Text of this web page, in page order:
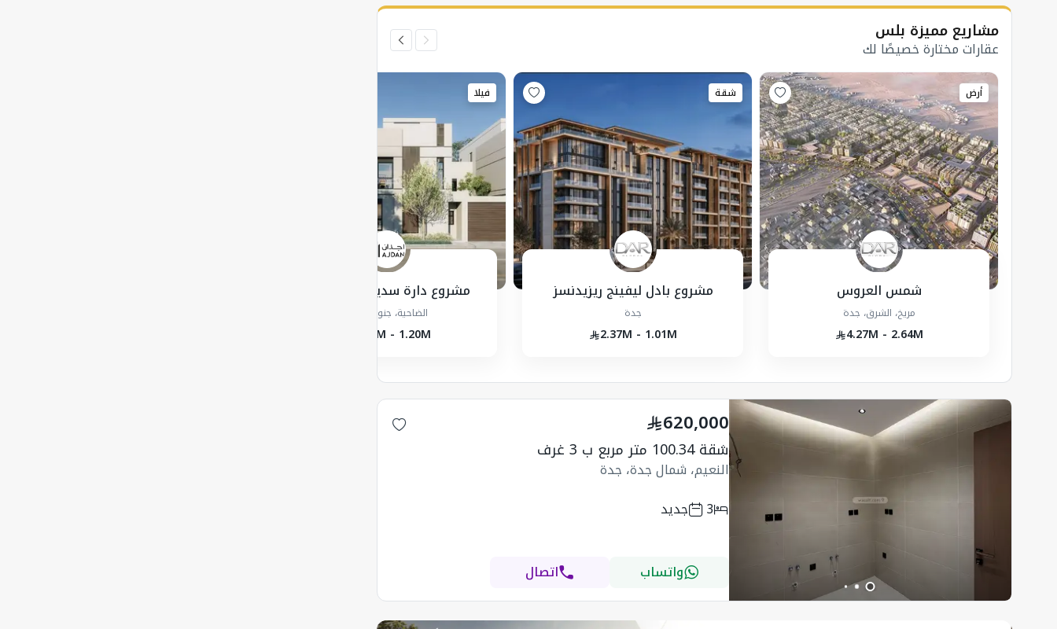
مشاريع مميزة بلس
عقارات مختارة خصيصًا لك
أرض
شمس العروس
مريخ، الشرق، جدة
4.27M - 2.64M
شقة
مشروع بادل ليفينج ريزيدنسز
جدة
2.37M - 1.01M
فيلا
مشروع دارة سديم - فلل للبيع
الضاحية، جنوب، جدة
1.47M - 1.20M
620,000
شقة 100.34 متر مربع ب 3 غرف
النعيم، شمال جدة، جدة
3
جديد
واتساب اتصال